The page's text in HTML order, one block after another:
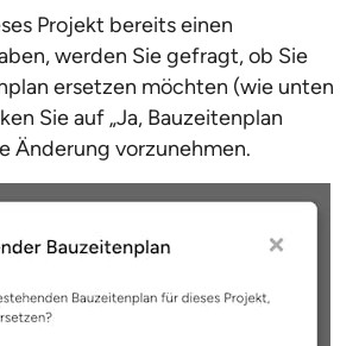
Projekt bereits einen
werden Sie gefragt, ob Sie
ersetzen möchten (wie unten
Sie auf „Ja, Bauzeitenplan
Änderung vorzunehmen.